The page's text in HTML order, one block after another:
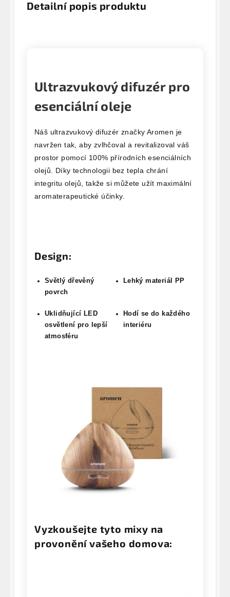
Detailní popis produktu
Ultrazvukový difuzér pro
esenciální oleje
Náš ultrazvukový difuzér značky Aromen je
navržen tak, aby zvlhčoval a revitalizoval váš
prostor pomocí 100% přírodních esenciálních
olejů. Díky technologii bez tepla chrání
integritu olejů, takže si můžete užít maximální
aromaterapeutické účinky.
Design:
Světlý dřevěný
povrch
Lehký materiál PP
Uklidňující LED
osvětlení pro lepší
atmosféru
Hodí se do každého
interiéru
Vyzkoušejte tyto mixy na
provonění vašeho domova: